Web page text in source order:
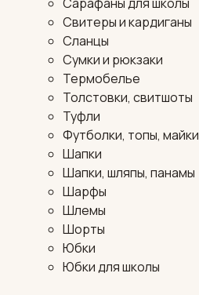
Сарафаны для школы
Свитеры и кардиганы
Сланцы
Сумки и рюкзаки
Термобелье
Толстовки, свитшоты
Туфли
Футболки, топы, майки
Шапки
Шапки, шляпы, панамы
Шарфы
Шлемы
Шорты
Юбки
Юбки для школы